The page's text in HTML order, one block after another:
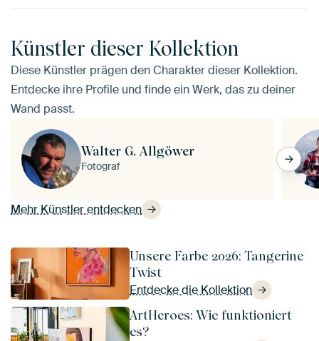
Künstler dieser Kollektion
Diese Künstler prägen den Charakter dieser Kollektion.
Entdecke ihre Profile und finde ein Werk, das zu deiner
Wand passt.
Mehr Künstler entdecken
Walter G. Allgöwer
Fotograf
Unsere Farbe 2026: Tangerine
Twist
Entdecke die Kollektion
ArtHeroes: Wie funktioniert
es?